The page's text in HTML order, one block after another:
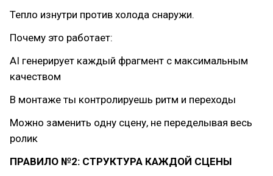
Тепло изнутри против холода снаружи.
Почему это работает:
AI генерирует каждый фрагмент с максимальным
качеством
В монтаже ты контролируешь ритм и переходы
Можно заменить одну сцену, не переделывая весь
ролик
ПРАВИЛО №2: СТРУКТУРА КАЖДОЙ СЦЕНЫ